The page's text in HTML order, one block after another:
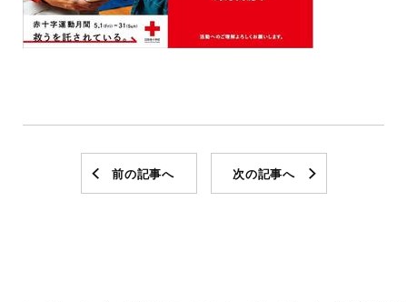
前の記事へ 次の記事へ